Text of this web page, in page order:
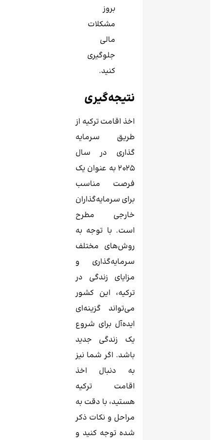
بروز
مشکلات
مالی
جلوگیری
کنید.
نتیجه‌گیری
اخذ اقامت ترکیه از
طریق سرمایه
گذاری در سال
2025 به عنوان یک
فرصت مناسب
برای سرمایه‌گذاران
خارجی مطرح
است. با توجه به
روش‌های مختلف
سرمایه‌گذاری و
مزایای زندگی در
ترکیه، این کشور
می‌تواند گزینه‌ای
ایده‌آل برای شروع
یک زندگی جدید
باشد. اگر شما نیز
به دنبال اخذ
اقامت ترکیه
هستید، با دقت به
مراحل و نکات ذکر
شده توجه کنید و